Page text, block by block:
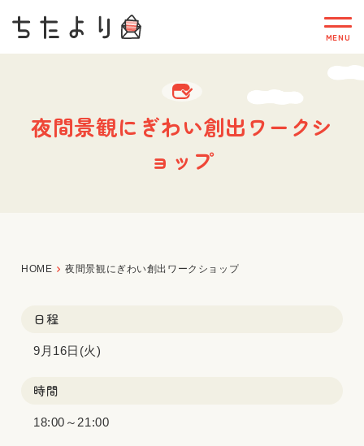
夜間景観にぎわい創出ワークシ
ョップ
HOME 夜間景観にぎわい創出ワークショップ
日程
9月16日(火)
時間
18:00～21:00